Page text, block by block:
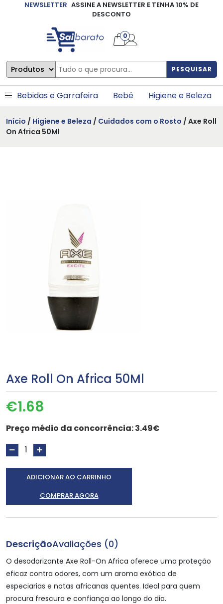
NEWSLETTER ASSINE A NEWSLETTER E TENHA 10% DE
DESCONTO
PESQUISAR
0
Bebidas e Garrafeira Bebé Higiene e Beleza
Início / Higiene e Beleza / Cuidados com o Rosto / Axe Roll
On Africa 50Ml
Axe Roll On Africa 50Ml
€1.68
Preço médio da concorrência:3.49€
ADICIONAR AO CARRINHO
COMPRAR AGORA
DescriçãoAvaliações (0)
O desodorizante Axe Roll-On Africa oferece uma proteção
eficaz contra odores, com um aroma exótico de
especiarias e notas africanas quentes. Ideal para quem
procura frescura e confiança ao longo do dia.